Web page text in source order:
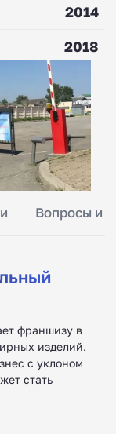
Вопросы и
франшизу в
изделий.
с уклоном
стать
2014
2018